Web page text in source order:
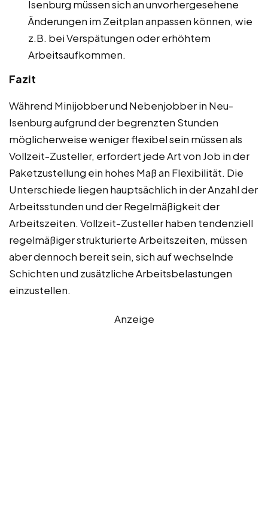
Isenburg müssen sich an unvorhergesehene
Änderungen im Zeitplan anpassen können, wie
z.B. bei Verspätungen oder erhöhtem
Arbeitsaufkommen.
Fazit
Während Minijobber und Nebenjobber in Neu-
Isenburg aufgrund der begrenzten Stunden
möglicherweise weniger flexibel sein müssen als
Vollzeit-Zusteller, erfordert jede Art von Job in der
Paketzustellung ein hohes Maß an Flexibilität. Die
Unterschiede liegen hauptsächlich in der Anzahl der
Arbeitsstunden und der Regelmäßigkeit der
Arbeitszeiten. Vollzeit-Zusteller haben tendenziell
regelmäßiger strukturierte Arbeitszeiten, müssen
aber dennoch bereit sein, sich auf wechselnde
Schichten und zusätzliche Arbeitsbelastungen
einzustellen.
Anzeige